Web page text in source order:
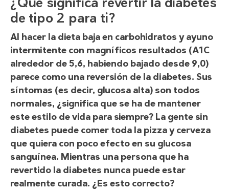
de tipo 2 para ti?
Al hacer la dieta baja en carbohidratos y ayuno
intermitente con magníficos resultados (A1C
alrededor de 5,6, habiendo bajado desde 9,0)
parece como una reversión de la diabetes. Sus
síntomas (es decir, glucosa alta) son todos
normales, ¿significa que se ha de mantener
este estilo de vida para siempre? La gente sin
diabetes puede comer toda la pizza y cerveza
que quiera con poco efecto en su glucosa
sanguínea. Mientras una persona que ha
revertido la diabetes nunca puede estar
realmente curada. ¿Es esto correcto?